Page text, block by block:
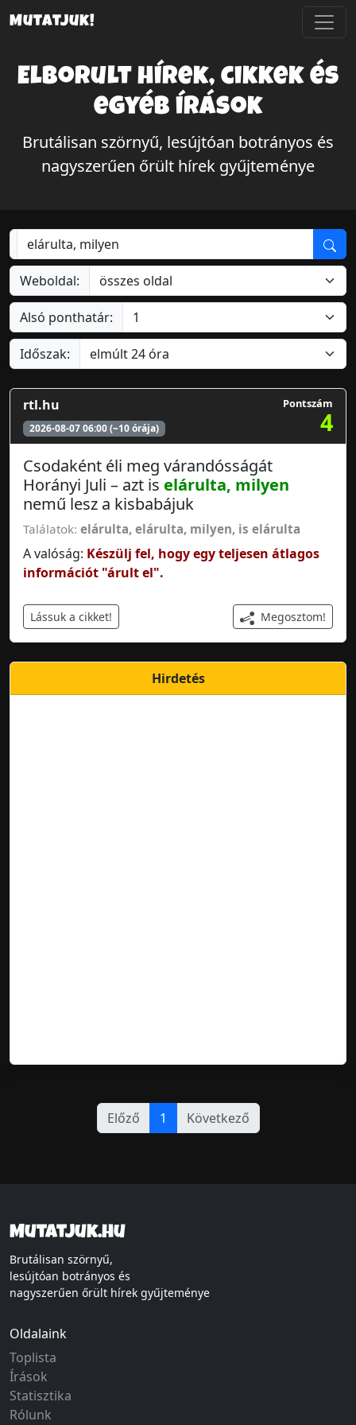
Mutatjuk!
Elborult hírek, cikkek és
egyéb írások
Brutálisan szörnyű, lesújtóan botrányos és
nagyszerűen őrült hírek gyűjteménye
Weboldal:
Alsó ponthatár:
Időszak:
rtl.hu
2026-08-07 06:00 (~10 órája)
Pontszám
4
Csodaként éli meg várandósságát
Horányi Juli – azt is elárulta, milyen
nemű lesz a kisbabájuk
Találatok: elárulta, elárulta, milyen, is elárulta
A valóság: Készülj fel, hogy egy teljesen átlagos
információt "árult el".
Lássuk a cikket! Megosztom!
Hirdetés
Előző 1 Következő
Mutatjuk.hu
Brutálisan szörnyű,
lesújtóan botrányos és
nagyszerűen őrült hírek gyűjteménye
Oldalaink
Toplista
Írások
Statisztika
Rólunk